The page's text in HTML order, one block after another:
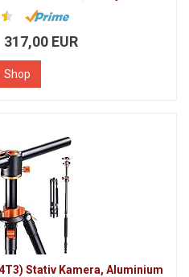
317,00 EUR
Shop
Stativ Kamera, Aluminium